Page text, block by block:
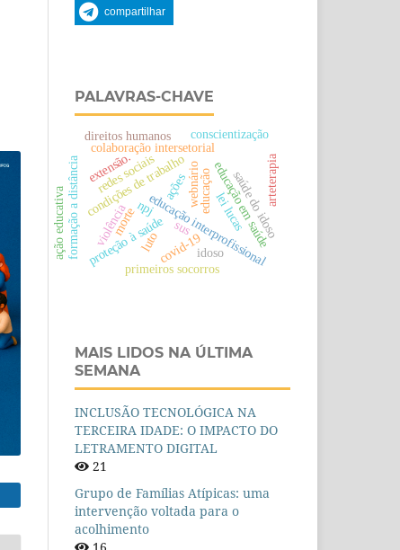
compartilhar
PALAVRAS-CHAVE
condições de trabalho
colaboração intersetorial
educação interprofissional
educação em saúde
covid-19
formação a distância idoso
proteção à saúde
ação educativa
redes sociais educação
morte
luto
direitos humanos
npj saúde do idoso
arteterapia
lei lucas
primeiros socorros
webnário
violência
extensão.
conscientização
ações
sus
MAIS LIDOS NA ÚLTIMA
SEMANA
INCLUSÃO TECNOLÓGICA NA
TERCEIRA IDADE: O IMPACTO DO
LETRAMENTO DIGITAL
21
Grupo de Famílias Atípicas: uma
intervenção voltada para o
acolhimento